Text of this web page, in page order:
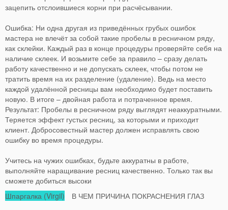
зацепить отслоившиеся корни при расчёсывании.
Ошибка: Ни одна другая из приведённых грубых ошибок
мастера не влечёт за собой такие пробелы в ресничном ряду,
как склейки. Каждый раз в конце процедуры проверяйте себя на
наличие склеек. И возьмите себе за правило – сразу делать
работу качественно и не допускать склеек, чтобы потом не
тратить время на их разделение (удаление). Ведь на место
каждой удалённой ресницы вам необходимо будет поставить
новую. В итоге – двойная работа и потраченное время.
Результат: Пробелы в ресничном ряду выглядят неаккуратными.
Теряется эффект густых ресниц, за которыми и приходит
клиент. Добросовестный мастер должен исправлять свою
ошибку во время процедуры.
Учитесь на чужих ошибках, будьте аккуратны в работе,
выполняйте наращивание ресниц качественно. Только так вы
сможете добиться высоки
Шпаргалка (Virgil) В ЧЕМ ПРИЧИНА ПОКРАСНЕНИЯ ГЛАЗ